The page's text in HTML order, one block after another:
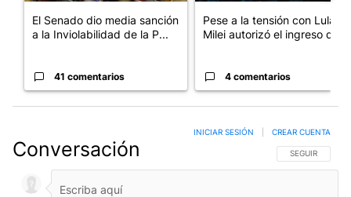
El Senado dio media sanción
a la Inviolabilidad de la P...
41 comentarios
Pese a la tensión con Lula,
Milei autorizó el ingreso d...
4 comentarios
Conversación SIGA ESTA
SEGUIR
INICIAR SESIÓN CREAR CUENTA